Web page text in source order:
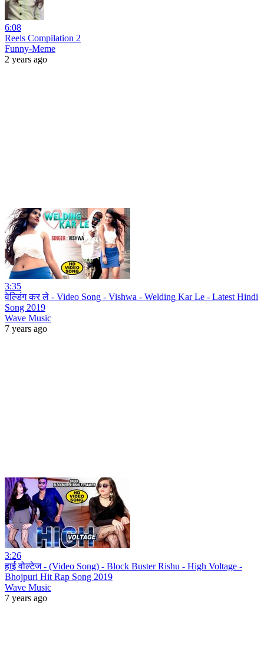
6:08
Reels Compilation 2
Funny-Meme
2 years ago
3:35
वेल्डिंग कर ले - Video Song - Vishwa - Welding Kar Le - Latest Hindi
Song 2019
Wave Music
7 years ago
3:26
हाई वोल्टेज - (Video Song) - Block Buster Rishu - High Voltage -
Bhojpuri Hit Rap Song 2019
Wave Music
7 years ago